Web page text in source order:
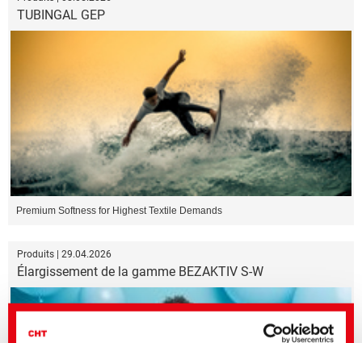
TUBINGAL GEP
Premium Softness for Highest Textile Demands
Produits | 29.04.2026
Élargissement de la gamme BEZAKTIV S-W